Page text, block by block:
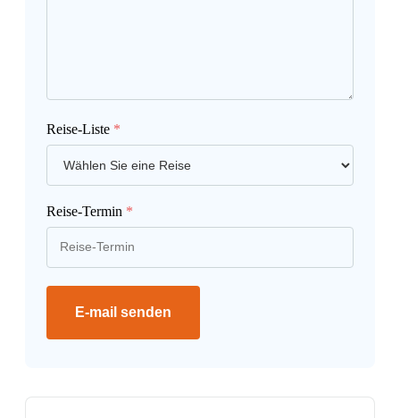
Reise-Liste *
Reise-Termin *
E-mail senden